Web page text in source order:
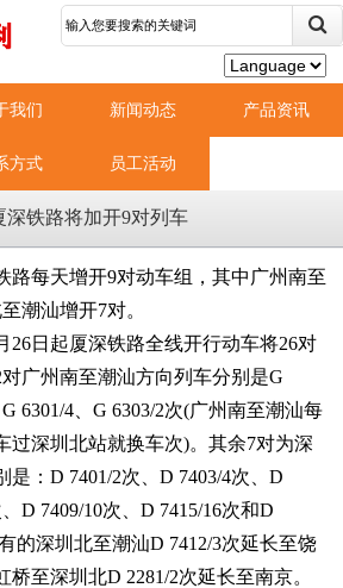
我们 新闻动态 产品资讯
方式 员工活动
深铁路将加开9对列车
每天增开9对动车组，其中广州南至
潮汕增开7对。
日起厦深铁路全线开行动车将26对
对广州南至潮汕方向列车分别是G
6301/4、G 6303/2次(广州南至潮汕每
过深圳北站就换车次)。其余7对为深
：D 7401/2次、D 7403/4次、D
D 7409/10次、D 7415/16次和D
的深圳北至潮汕D 7412/3次延长至饶
至深圳北D 2281/2次延长至南京。